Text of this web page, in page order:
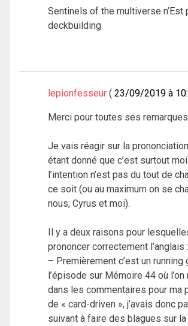
Sentinels of the multiverse n’Est
deckbuilding
lepionfesseur 23/09/2019 à
Merci pour toutes ses
Je vais réagir sur la
étant donné que c’est surtout
l’intention n’est pas du tout de
ce soit (ou au maximum on se
nous, Cyrus et moi).
Il y a deux raisons pour
prononcer correctement l’anglais :
– Premièrement c’est un running
l’épisode sur Mémoire 44 où l’on
dans les commentaires pour ma
de « card-driven », j’avais donc
suivant à faire des blagues sur